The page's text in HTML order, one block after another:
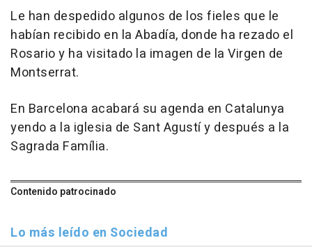
Le han despedido algunos de los fieles que le
habían recibido en la Abadía, donde ha rezado el
Rosario y ha visitado la imagen de la Virgen de
Montserrat.
En Barcelona acabará su agenda en Catalunya
yendo a la iglesia de Sant Agustí y después a la
Sagrada Família.
Contenido patrocinado
Lo más leído en Sociedad